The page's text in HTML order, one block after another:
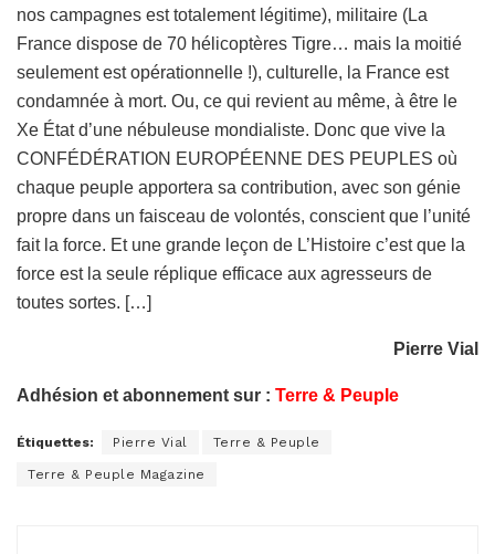
nos campagnes est totalement légitime), militaire (La
France dispose de 70 hélicoptères Tigre… mais la moitié
seulement est opérationnelle !), culturelle, la France est
condamnée à mort. Ou, ce qui revient au même, à être le
Xe État d’une nébuleuse mondialiste. Donc que vive la
CONFÉDÉRATION EUROPÉENNE DES PEUPLES où
chaque peuple apportera sa contribution, avec son génie
propre dans un faisceau de volontés, conscient que l’unité
fait la force. Et une grande leçon de L’Histoire c’est que la
force est la seule réplique efficace aux agresseurs de
toutes sortes. […]
Pierre Vial
Adhésion et abonnement sur : Terre & Peuple
Étiquettes: Pierre Vial Terre & Peuple
Terre & Peuple Magazine